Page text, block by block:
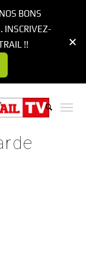
BONS
INSCRIVEZ-
!!